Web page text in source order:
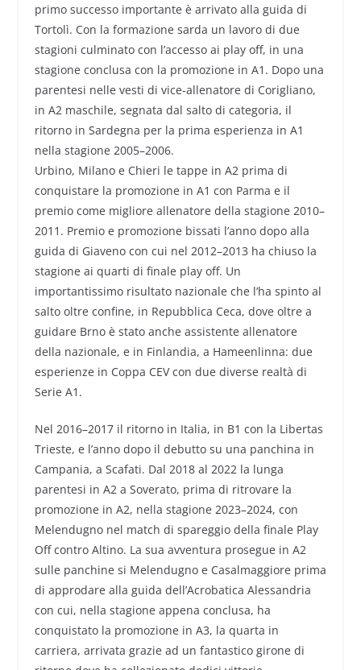
primo successo importante è arrivato alla guida di
Tortolì. Con la formazione sarda un lavoro di due
stagioni culminato con l’accesso ai play off, in una
stagione conclusa con la promozione in A1. Dopo una
parentesi nelle vesti di vice-allenatore di Corigliano,
in A2 maschile, segnata dal salto di categoria, il
ritorno in Sardegna per la prima esperienza in A1
nella stagione 2005–2006.
Urbino, Milano e Chieri le tappe in A2 prima di
conquistare la promozione in A1 con Parma e il
premio come migliore allenatore della stagione 2010–
2011. Premio e promozione bissati l’anno dopo alla
guida di Giaveno con cui nel 2012–2013 ha chiuso la
stagione ai quarti di finale play off. Un
importantissimo risultato nazionale che l’ha spinto al
salto oltre confine, in Repubblica Ceca, dove oltre a
guidare Brno è stato anche assistente allenatore
della nazionale, e in Finlandia, a Hameenlinna: due
esperienze in Coppa CEV con due diverse realtà di
Serie A1.
Nel 2016–2017 il ritorno in Italia, in B1 con la Libertas
Trieste, e l’anno dopo il debutto su una panchina in
Campania, a Scafati. Dal 2018 al 2022 la lunga
parentesi in A2 a Soverato, prima di ritrovare la
promozione in A2, nella stagione 2023–2024, con
Melendugno nel match di spareggio della finale Play
Off contro Altino. La sua avventura prosegue in A2
sulle panchine si Melendugno e Casalmaggiore prima
di approdare alla guida dell’Acrobatica Alessandria
con cui, nella stagione appena conclusa, ha
conquistato la promozione in A3, la quarta in
carriera, arrivata grazie ad un fantastico girone di